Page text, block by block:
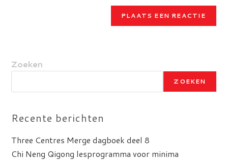
Zoeken
ZOEKEN
Recente berichten
Three Centres Merge dagboek deel 8
Chi Neng Qigong lesprogramma voor minima